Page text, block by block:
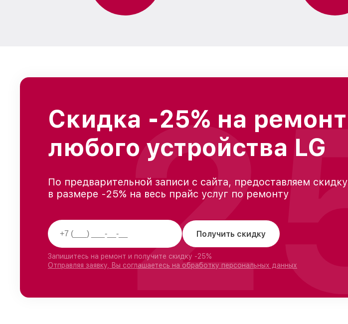
Скидка -25% на ремонт
любого устройства LG
По предварительной записи с сайта, предоставляем скидку
в размере -25% на весь прайс услуг по ремонту
Получить скидку
Запишитесь на ремонт и получите скидку -25%
Отправляя заявку, Вы соглашаетесь на обработку персональных данных
25